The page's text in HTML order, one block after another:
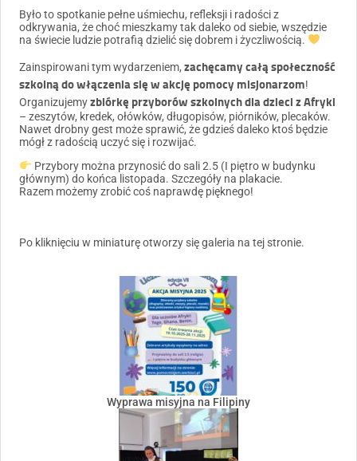
Było to spotkanie pełne uśmiechu, refleksji i radości z
odkrywania, że choć mieszkamy tak daleko od siebie, wszędzie
na świecie ludzie potrafią dzielić się dobrem i życzliwością.
Zainspirowani tym wydarzeniem,zachęcamy całą społeczność
szkolną do włączenia się w akcję pomocy misjonarzom!
Organizujemyzbiórkę przyborów szkolnych dla dzieci z Afryki
– zeszytów, kredek, ołówków, długopisów, piórników, plecaków.
Nawet drobny gest może sprawić, że gdzieś daleko ktoś będzie
mógł z radością uczyć się i rozwijać.
Przybory można przynosić do sali 2.5 (I piętro w budynku
głównym) do końca listopada. Szczegóły na plakacie.
Razem możemy zrobić coś naprawdę pięknego!
Po kliknięciu w miniaturę otworzy się galeria na tej stronie.
Wyprawa misyjna na Filipiny